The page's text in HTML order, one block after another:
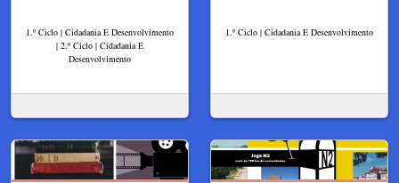
1.º Ciclo | Cidadania E Desenvolvimento
| 2.º Ciclo | Cidadania E
Desenvolvimento
1.º Ciclo | Cidadania E Desenvolvimento